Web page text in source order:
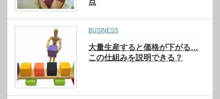
点
BUSINESS
大量生産すると価格が下がる…
この仕組みを説明できる？